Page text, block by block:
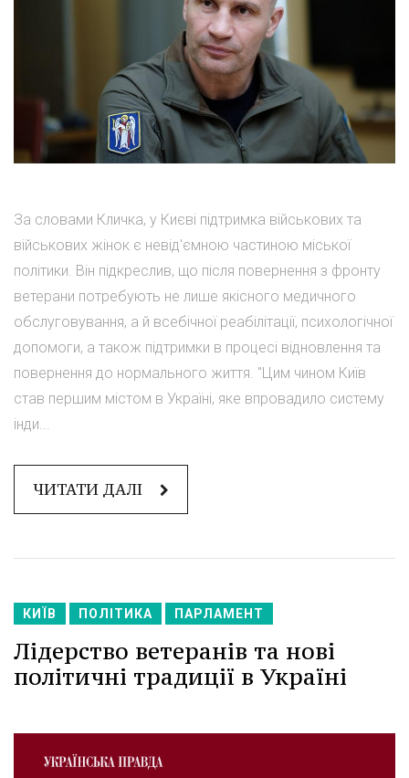
За словами Кличка, у Києві підтримка військових та
військових жінок є невід'ємною частиною міської
політики. Він підкреслив, що після повернення з фронту
ветерани потребують не лише якісного медичного
обслуговування, а й всебічної реабілітації, психологічної
допомоги, а також підтримки в процесі відновлення та
повернення до нормального життя. "Цим чином Київ
став першим містом в Україні, яке впровадило систему
інди...
ЧИТАТИ ДАЛІ
КИЇВ ПОЛІТИКА ПАРЛАМЕНТ
Лідерство ветеранів та нові
політичні традиції в Україні